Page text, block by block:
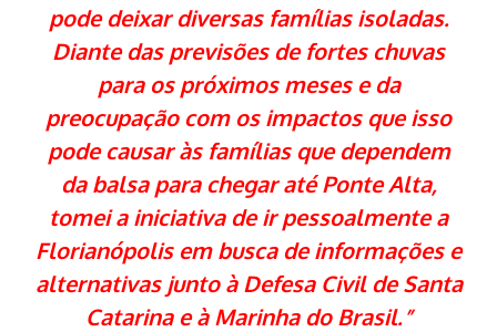
pode deixar diversas famílias isoladas.
Diante das previsões de fortes chuvas
para os próximos meses e da
preocupação com os impactos que isso
pode causar às famílias que dependem
da balsa para chegar até Ponte Alta,
tomei a iniciativa de ir pessoalmente a
Florianópolis em busca de informações e
alternativas junto à Defesa Civil de Santa
Catarina e à Marinha do Brasil.”